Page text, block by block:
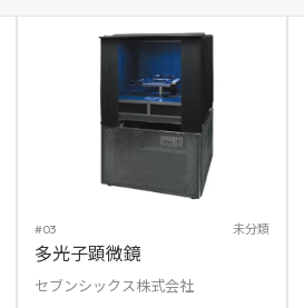
#03 未分類
多光子顕微鏡
セブンシックス株式会社